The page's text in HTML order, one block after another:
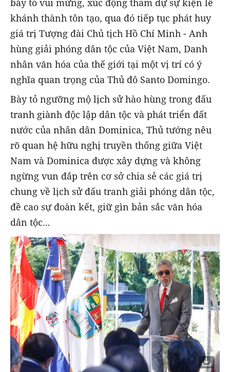
bày tỏ vui mừng, xúc động tham dự sự kiện lễ
khánh thành tôn tạo, qua đó tiếp tục phát huy
giá trị Tượng đài Chủ tịch Hồ Chí Minh - Anh
hùng giải phóng dân tộc của Việt Nam, Danh
nhân văn hóa của thế giới tại một vị trí có ý
nghĩa quan trọng của Thủ đô Santo Domingo.
Bày tỏ ngưỡng mộ lịch sử hào hùng trong đấu
tranh giành độc lập dân tộc và phát triển đất
nước của nhân dân Dominica, Thủ tướng nêu
rõ quan hệ hữu nghị truyền thống giữa Việt
Nam và Dominica được xây dựng và không
ngừng vun đắp trên cơ sở chia sẻ các giá trị
chung về lịch sử đấu tranh giải phóng dân tộc,
đề cao sự đoàn kết, giữ gìn bản sắc văn hóa
dân tộc...